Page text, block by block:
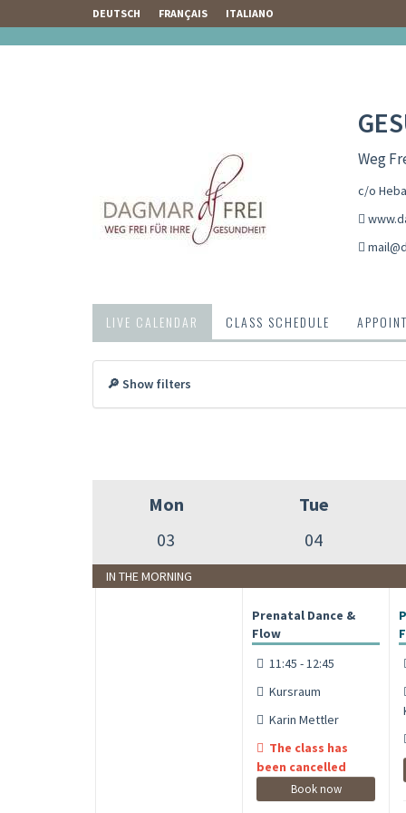
DEUTSCH FRANÇAIS ITALIANO
Weg
c/o
LIVE CALENDAR CLASS SCHEDULE
🔎 Show filters
Mon
03
Tue
04
IN THE MORNING
Prenatal Dance &
Flow
11:45 - 12:45
Kursraum
Karin Mettler
The class has
been cancelled
Book now